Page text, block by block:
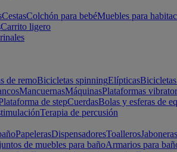
CestasColchón para bebéMuebles para
Carrito ligero
de remoBicicletas spinningElípticas
MancuernasMáquinasPlataformas
de stepCuerdasBolas y esferas de
Terapia de percusión
PapelerasDispensadoresToallerosJaboneras
de muebles para bañoArmarios para